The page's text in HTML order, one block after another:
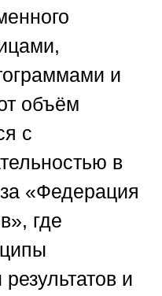
и
объём
с
в
«Федерация
, где
и